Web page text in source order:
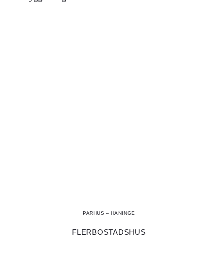
PARHUS – HANINGE
FLERBOSTADSHUS